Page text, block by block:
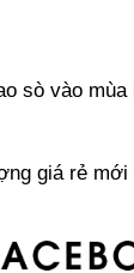
sò vào
giá rẻ mới
hình ảnh